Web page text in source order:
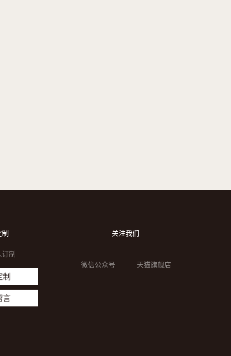
制
制
言
关注我们
微信公众号 天猫旗舰店